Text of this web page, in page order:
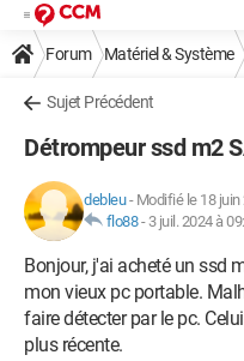
Forum Matériel & Système
Sujet Précédent
Détrompeur ssd m2
debleu- Modifié le 18 juin
flo88- 3 juil. 2024 à
Bonjour, j'ai acheté un ssd
mon vieux pc portable.
faire détecter par le pc.
plus récente.